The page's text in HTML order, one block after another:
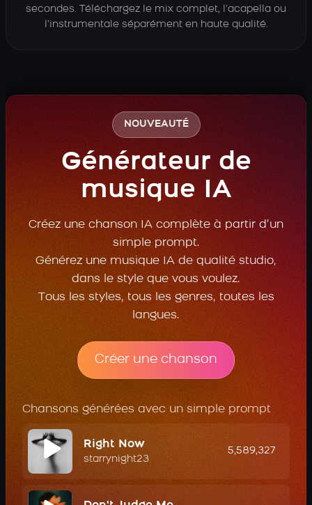
secondes. Téléchargez le mix complet, l’acapella ou
l’instrumentale séparément en haute qualité.
NOUVEAUTÉ
Générateur de
musique IA
Créez une chanson IA complète à partir d’un
simple prompt.
Générez une musique IA de qualité studio,
dans le style que vous voulez.
Tous les styles, tous les genres, toutes les
langues.
Créer une chanson
Chansons générées avec un simple prompt
Right Now
starrynight23
5,589,327